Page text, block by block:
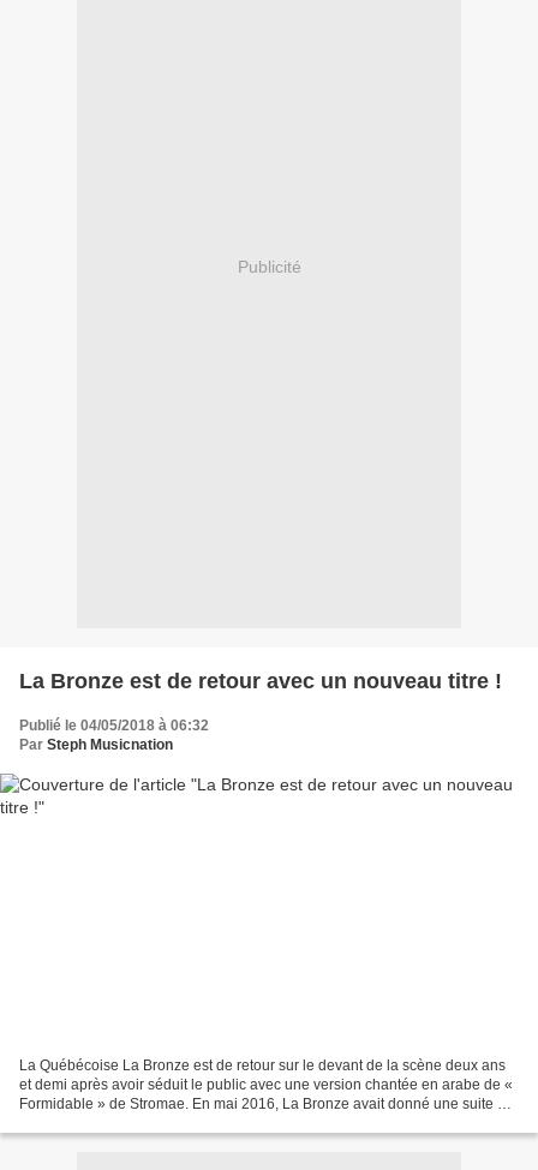
Publicité
La Bronze est de retour avec un nouveau titre !
Publié le 04/05/2018 à 06:32
Par Steph Musicnation
La Québécoise La Bronze est de retour sur le devant de la scène deux ans
et demi après avoir séduit le public avec une version chantée en arabe de «
Formidable » de Stromae. En mai 2016, La Bronze avait donné une suite à